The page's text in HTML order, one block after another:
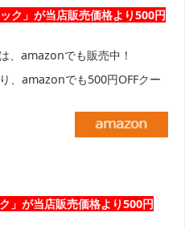
ク」が当店販売価格より500円
、amazonでも販売中！
、amazonでも500円OFFクー
」が当店販売価格より500円